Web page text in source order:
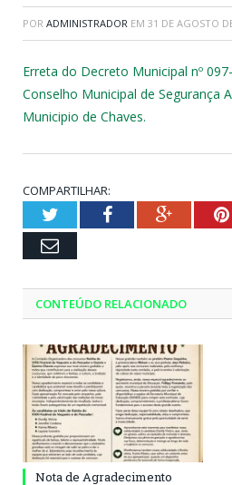
POR ADMINISTRADOR EM 31 DE AGOSTO
Erreta do Decreto Municipal nº
Conselho Municipal de Segurança
Municipio de Chaves.
COMPARTILHAR:
TwitterFacebookGoogle+
Email
CONTEÚDO RELACIONADO
Nota de Agradecimento